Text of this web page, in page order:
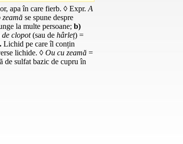
apa în care fierb. ◊ Expr. A
se spune despre
la multe persoane; b)
de clopot(sau de hârleț) =
Lichid pe care îl conțin
lichide. ◊ Ou cu zeamă =
de sulfat bazic de cupru în